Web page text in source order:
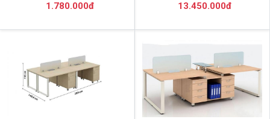
1.780.000đ 13.450.000đ